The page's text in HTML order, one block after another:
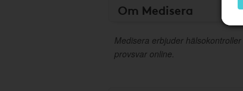
Om Medisera
Medisera erbjuder
provsvar online.